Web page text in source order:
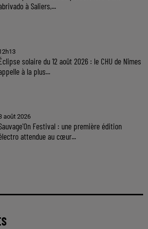
à Saliers,...
solaire du 12 août 2026 : le CHU de Nîmes
à la plus...
août 2026
Festival : une première édition
attendue au cœur...